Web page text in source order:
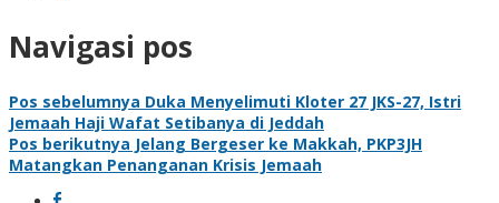
Navigasi pos
Pos sebelumnya Duka Menyelimuti Kloter 27 JKS-27, Istri
Jemaah Haji Wafat Setibanya di Jeddah
Pos berikutnya Jelang Bergeser ke Makkah, PKP3JH
Matangkan Penanganan Krisis Jemaah